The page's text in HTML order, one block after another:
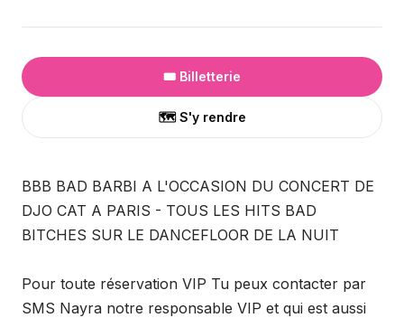
🎟️ Billetterie
🗺️ S'y rendre
BBB BAD BARBI A L'OCCASION DU CONCERT DE
DJO CAT A PARIS - TOUS LES HITS BAD
BITCHES SUR LE DANCEFLOOR DE LA NUIT
Pour toute réservation VIP Tu peux contacter par
SMS Nayra notre responsable VIP et qui est aussi